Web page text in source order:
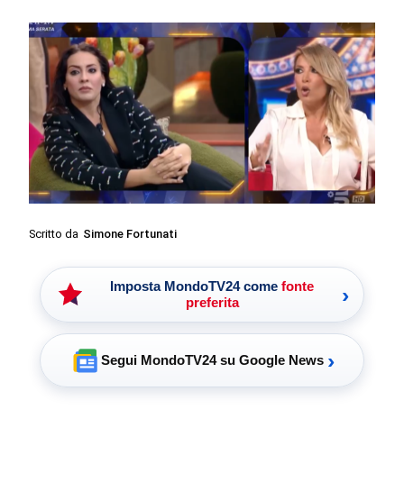
Scritto da Simone Fortunati
Imposta MondoTV24 come fonte
preferita
›
Segui MondoTV24 su Google News ›